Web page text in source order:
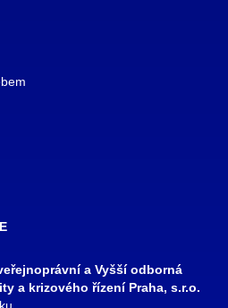
a Vyšší odborná
a krizového řízení Praha, s.r.o.